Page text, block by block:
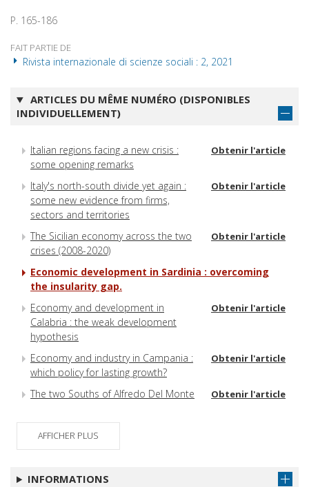
P. 165-186
FAIT PARTIE DE
Rivista internazionale di scienze sociali : 2, 2021
ARTICLES DU MÊME NUMÉRO (DISPONIBLES
INDIVIDUELLEMENT)
Italian regions facing a new crisis :
some opening remarks
Obtenir l'article
Italy's north-south divide yet again :
some new evidence from firms,
sectors and territories
Obtenir l'article
The Sicilian economy across the two
crises (2008-2020)
Obtenir l'article
Economic development in Sardinia : overcoming
the insularity gap.
Economy and development in
Calabria : the weak development
hypothesis
Obtenir l'article
Economy and industry in Campania :
which policy for lasting growth?
Obtenir l'article
The two Souths of Alfredo Del Monte Obtenir l'article
AFFICHER PLUS
INFORMATIONS